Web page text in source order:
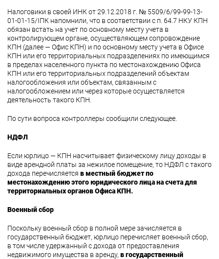
Налоговики в своей ИНК от 29.12.2018 г. № 5509/6/99-99-13-
01-01-15/ІПК напомнили, что в соответствии с п. 64.7 НКУ КПН
обязан встать на учет по основному месту учета в
контролирующем органе, осуществляющем сопровождение
КПН (далее — Офис КПН) и по основному месту учета в Офисе
КПН или его территориальных подразделениях по имеющимся
в пределах населенного пункта по местонахождению Офиса
КПН или его территориальных подразделений объектам
налогообложения или объектам, связанным с
налогообложением или через которые осуществляется
деятельность такого КПН.
По сути вопроса контроллеры сообщили следующее.
НДФЛ
Если юрлицо — КПН насчитывает физическому лицу доходы в
виде арендной платы за нежилое помещение, то НДФЛ с такого
дохода перечисляется в местный бюджет по
местонахождению этого юридического лица на счета для
территориальных органов Офиса КПН.
Военный сбор
Поскольку военный сбор в полной мере зачисляется в
государственный бюджет, юрлицо перечисляет военный сбор,
в том числе удержанный с дохода от предоставления
недвижимого имущества в аренду, в государственный